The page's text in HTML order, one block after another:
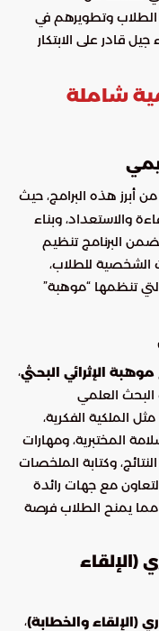
الطلاب وتطويرهم في
قادر على الابتكار
شاملة
من أبرز هذه البرامج، حيث
والاستعداد، وبناء
البرنامج تنظيم
الشخصية للطلاب،
تنظمها “موهبة”
موهبة الإثرائي البحثي،
العلمي
الملكية الفكرية،
المختبرية، ومهارات
وكتابة الملخصات
مع جهات رائدة
مما يمنح الطلاب فرصة
(الإلقاء
(الإلقاء والخطابة)،